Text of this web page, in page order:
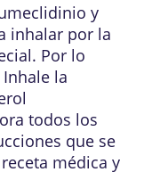
y
inhalar por la
Por lo
la
todos los
que se
médica y